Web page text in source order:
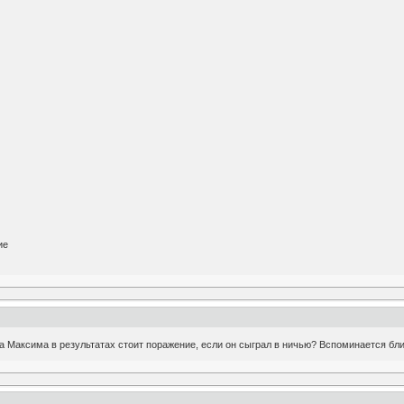
в результатах стоит поражение, если он сыграл в ничью? Вспоминается